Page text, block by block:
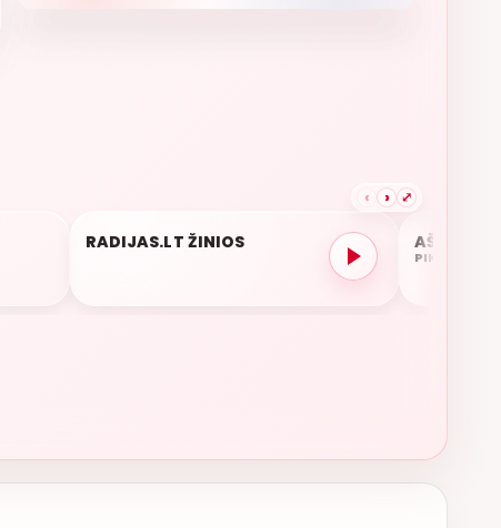
07:01
RADIJAS.LT ŽINIOS
ŽINIOS
AŠ BE
PIKASO
‹ › ⤢